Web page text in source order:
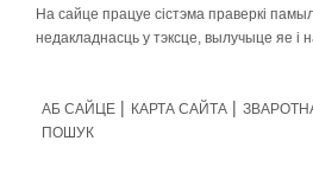
На сайце працуе сістэма праверкі
недакладнасць у тэксце, вылучыце яе і
АБ САЙЦЕ КАРТА САЙТА
ПОШУК